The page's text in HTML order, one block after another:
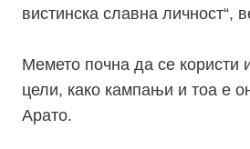
вистинска славна личност“,
Мемето почна да се користи
цели, како кампањи и тоа е
Арато.